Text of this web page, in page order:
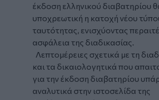
έκδοση ελληνικού διαβατηρίου
υποχρεωτική η κατοχή νέου
ταυτότητας, ενισχύοντας
ασφάλεια της διαδικασίας.
Λεπτομέρειες σχετικά με τη
και τα δικαιολογητικά που
για την έκδοση διαβατηρίου
αναλυτικά στην ιστοσελίδα της